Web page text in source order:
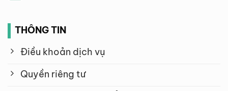
THÔNG TIN
Điều khoản dịch vụ
Quyền riêng tư